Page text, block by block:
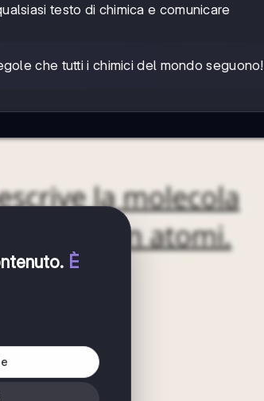
testo di chimica e comunicare
che tutti i chimici del mondo seguono!
. È